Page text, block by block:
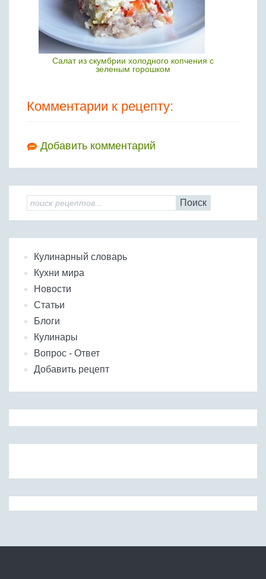
Салат из скумбрии холодного копчения с
зеленым горошком
Комментарии к рецепту:
Добавить комментарий
Поиск
Кулинарный словарь
Кухни мира
Новости
Статьи
Блоги
Кулинары
Вопрос - Ответ
Добавить рецепт